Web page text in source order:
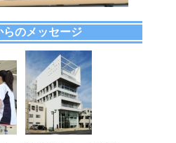
のメッセージ